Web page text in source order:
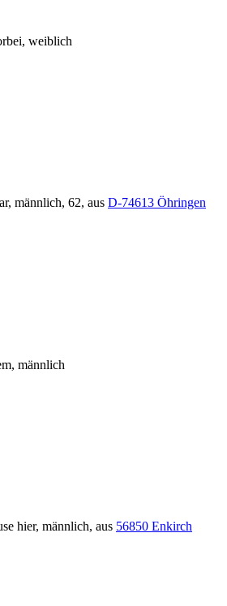
, weiblich
, männlich, 62, aus D-74613 Öhringen
, männlich
hier, männlich, aus 56850 Enkirch